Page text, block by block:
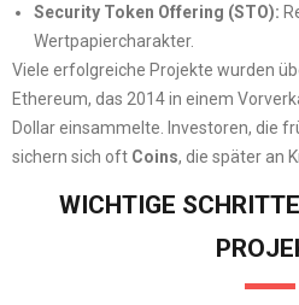
Security Token Offering (STO):
Wertpapiercharakter.
Viele erfolgreiche Projekte wurden
Ethereum, das 2014 in einem
Dollar einsammelte. Investoren, die
sichern sich oft Coins, die später an
WICHTIGE